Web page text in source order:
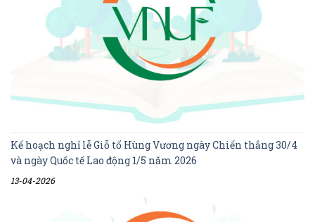
Kế hoạch nghỉ lễ Giỗ tổ Hùng Vương ngày Chiến thắng 30/4
và ngày Quốc tế Lao động 1/5 năm 2026
13-04-2026